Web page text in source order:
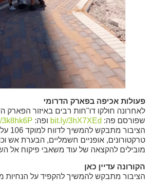
פעולות אכיפה בפארק הדרומי
לאחרונה חולקו דו"חות רבים באיזור הפארק
שפורסם פה: bit.ly/3hX7XEd ופה: 3k8hk6P
טרקטורונים, אופניים חשמליים, הבערת אש
מובילים להקצאה של עוד משאבי פיקוח אל
הקורונה עדיין כאן
הציבור מתבקש להמשיך להקפיד על הנחיות